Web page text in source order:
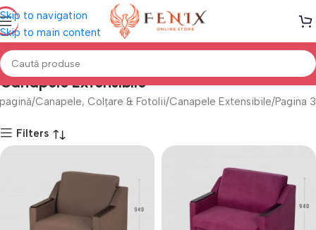
Skip to navigation
Skip to main content
Canapele Extensibile
Canapele, Colțare & Fotolii Canapele Extensibile Pagina 3
Filters